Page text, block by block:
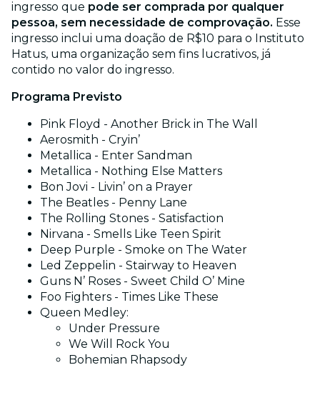
ingresso que pode ser comprada por qualquer
pessoa, sem necessidade de comprovação. Esse
ingresso inclui uma doação de R$10 para o Instituto
Hatus, uma organização sem fins lucrativos, já
contido no valor do ingresso.
Programa Previsto
Pink Floyd - Another Brick in The Wall
Aerosmith - Cryin’
Metallica - Enter Sandman
Metallica - Nothing Else Matters
Bon Jovi - Livin’ on a Prayer
The Beatles - Penny Lane
The Rolling Stones - Satisfaction
Nirvana - Smells Like Teen Spirit
Deep Purple - Smoke on The Water
Led Zeppelin - Stairway to Heaven
Guns N’ Roses - Sweet Child O’ Mine
Foo Fighters - Times Like These
Queen Medley:
Under Pressure
We Will Rock You
Bohemian Rhapsody